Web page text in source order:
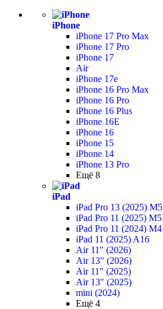
iPhone
iPhone 17 Pro Max
iPhone 17 Pro
iPhone 17
Air
iPhone 17e
iPhone 16 Pro Max
iPhone 16 Pro
iPhone 16 Plus
iPhone 16E
iPhone 16
iPhone 15
iPhone 14
iPhone 13 Pro
Ещё 8
iPad
iPad Pro 13 (2025) M5
iPad Pro 11 (2025) M5
iPad Pro 11 (2024) M4
iPad 11 (2025) A16
Air 11" (2026)
Air 13" (2026)
Air 11" (2025)
Air 13" (2025)
mini (2024)
Ещё 4